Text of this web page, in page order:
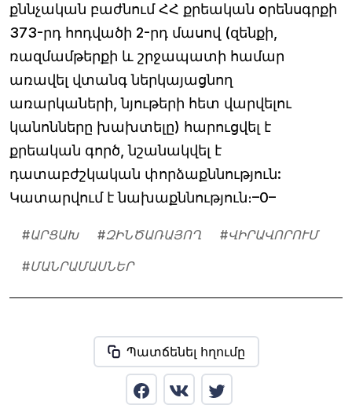
քննչական բաժնում ՀՀ քրեական օրենսգրքի
373-րդ հոդվածի 2-րդ մասով (զենքի,
ռազմամթերքի և շրջապատի համար
առավել վտանգ ներկայացնող
առարկաների, նյութերի հետ վարվելու
կանոնները խախտելը) հարուցվել է
քրեական գործ, նշանակվել է
դատաբժշկական փորձաքննություն:
Կատարվում է նախաքննություն։–0–
#ԱՐՑԱԽ #ԶԻՆԾԱՌԱՅՈՂ #ՎԻՐԱՎՈՐՈՒՄ
#ՄԱՆՐԱՄԱՍՆԵՐ
Պատճենել հղումը